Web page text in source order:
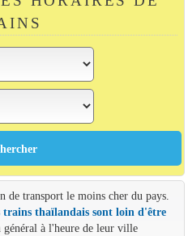
transport le moins cher du pays.
trains thaïlandais sont loin d'être
à l'heure de leur ville